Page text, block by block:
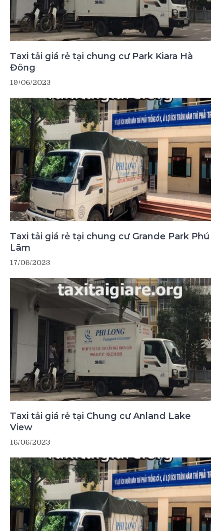
Taxi tải giá rẻ tại chung cư Park Kiara Hà
Đông
19/06/2023
Taxi tải giá rẻ tại chung cư Grande Park Phú
Lãm
17/06/2023
Taxi tải giá rẻ tại Chung cư Anland Lake
View
16/06/2023